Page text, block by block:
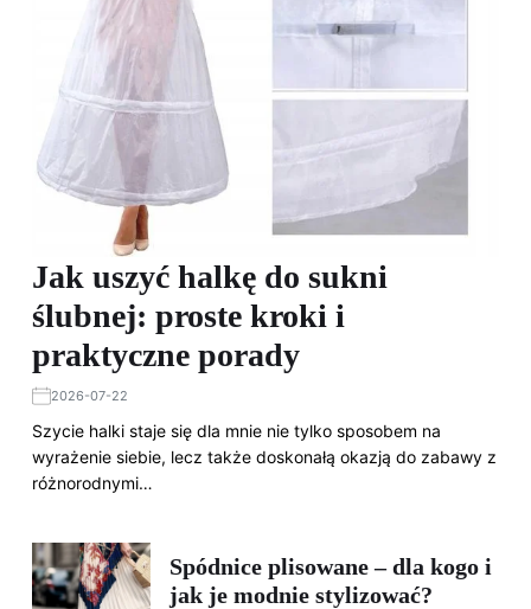
Jak uszyć halkę do sukni
ślubnej: proste kroki i
praktyczne porady
2026-07-22
Szycie halki staje się dla mnie nie tylko sposobem na
wyrażenie siebie, lecz także doskonałą okazją do zabawy z
różnorodnymi…
Spódnice plisowane – dla kogo i
jak je modnie stylizować?